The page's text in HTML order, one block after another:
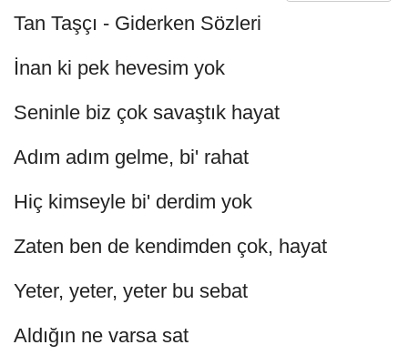
Tan Taşçı - Giderken Sözleri
İnan ki pek hevesim yok
Seninle biz çok savaştık hayat
Adım adım gelme, bi' rahat
Hiç kimseyle bi' derdim yok
Zaten ben de kendimden çok, hayat
Yeter, yeter, yeter bu sebat
Aldığın ne varsa sat